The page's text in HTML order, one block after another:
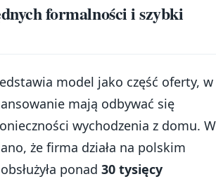
formalności i szybki
model jako część oferty, w
mają odbywać się
wychodzenia z domu. W
że firma działa na polskim
ponad 30 tysięcy